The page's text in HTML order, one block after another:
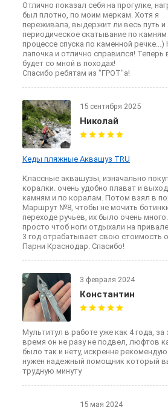
Отлично показал себя на прогулке,
был плотно, по моим меркам. Хотя я
переживала, выдержит ли весь путь и
периодическое скатывание по камням
процессе спуска по каменной речке...)
лапочка и отлично справился! Теперь
будет со мной в походах!
Спасибо ребятам из "ГРОТ"а!
15 сентября 2025
Николай
Кеды пляжные Аквашуз TRU
Классные аквашузы, изначально
коралки. очень удобно плават и
камням и по коралам. Потом взял в
Маршрут №8, чтобы не мочить
переходе ручьев, их было очень
просто чтоб ноги отдыхали на
3 год отрабатывает свою стоимость
Парни Краснодар. Спасибо!
3 февраля 2024
Константин
Мультитул в работе уже как 4 года, за
время он не разу не подвел, люфтов
было так и нету, искренне
нужен надежный помощник который
трудную минуту
15 мая 2024